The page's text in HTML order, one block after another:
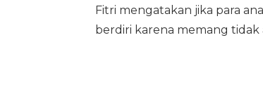
Fitri mengatakan jika para
berdiri karena memang tidak